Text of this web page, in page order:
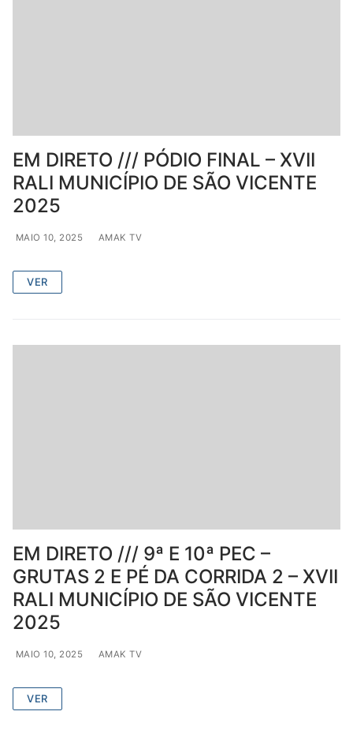
EM DIRETO /// PÓDIO FINAL – XVII
RALI MUNICÍPIO DE SÃO VICENTE
2025
MAIO 10, 2025 AMAK TV
VER
EM DIRETO /// 9ª E 10ª PEC –
GRUTAS 2 E PÉ DA CORRIDA 2 – XVII
RALI MUNICÍPIO DE SÃO VICENTE
2025
MAIO 10, 2025 AMAK TV
VER